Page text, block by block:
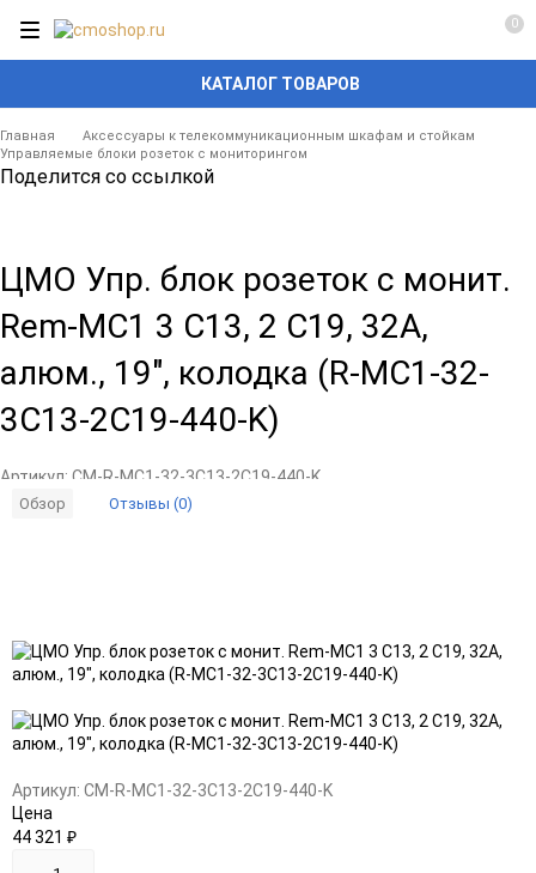
КАТАЛОГ ТОВАРОВ
0
Главная
Аксессуары к телекоммуникационным шкафам и стойкам
Управляемые блоки розеток с мониторингом
Поделится со ссылкой
ЦМО Упр. блок розеток с монит.
Rem-MC1 3 С13, 2 С19, 32A,
алюм., 19", колодка (R-MC1-32-
3C13-2C19-440-K)
Артикул: CM-R-MC1-32-3C13-2C19-440-K
Обзор Отзывы (0)
в
избранное
к
сравнению
Артикул: CM-R-MC1-32-3C13-2C19-440-K
Цена
44 321 ₽